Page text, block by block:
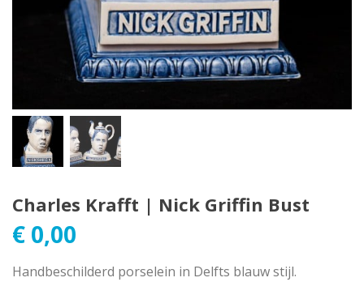
Charles Krafft | Nick Griffin Bust
€ 0,00
Handbeschilderd porselein in Delfts blauw stijl.